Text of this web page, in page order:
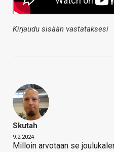
Kirjaudu sisään vastataksesi
Skutah
9.2.2024
Milloin arvotaan se